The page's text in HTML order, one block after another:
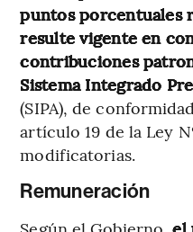
puntos porcentuales
resulte vigente en
contribuciones
Sistema Integrado
(SIPA), de
artículo 19 de la Ley
modificatorias.
Remuneración